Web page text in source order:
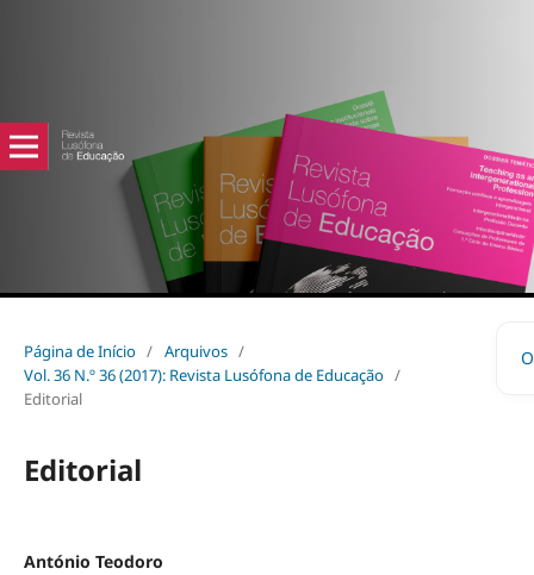
Página de Início / Arquivos /
Vol. 36 N.º 36 (2017): Revista Lusófona de Educação /
Editorial
Editorial
António Teodoro